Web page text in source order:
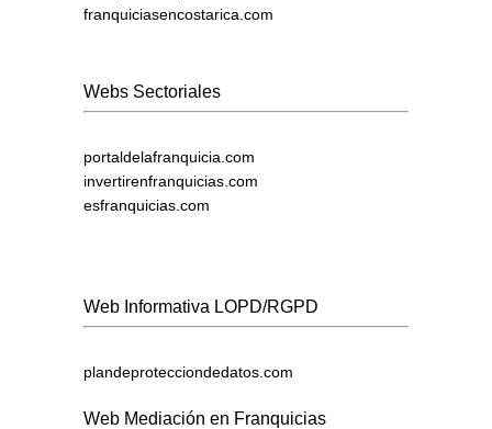
franquiciasencostarica.com
Webs Sectoriales
portaldelafranquicia.com
invertirenfranquicias.com
esfranquicias.com
Web Informativa LOPD/RGPD
plandeprotecciondedatos.com
Web Mediación en Franquicias